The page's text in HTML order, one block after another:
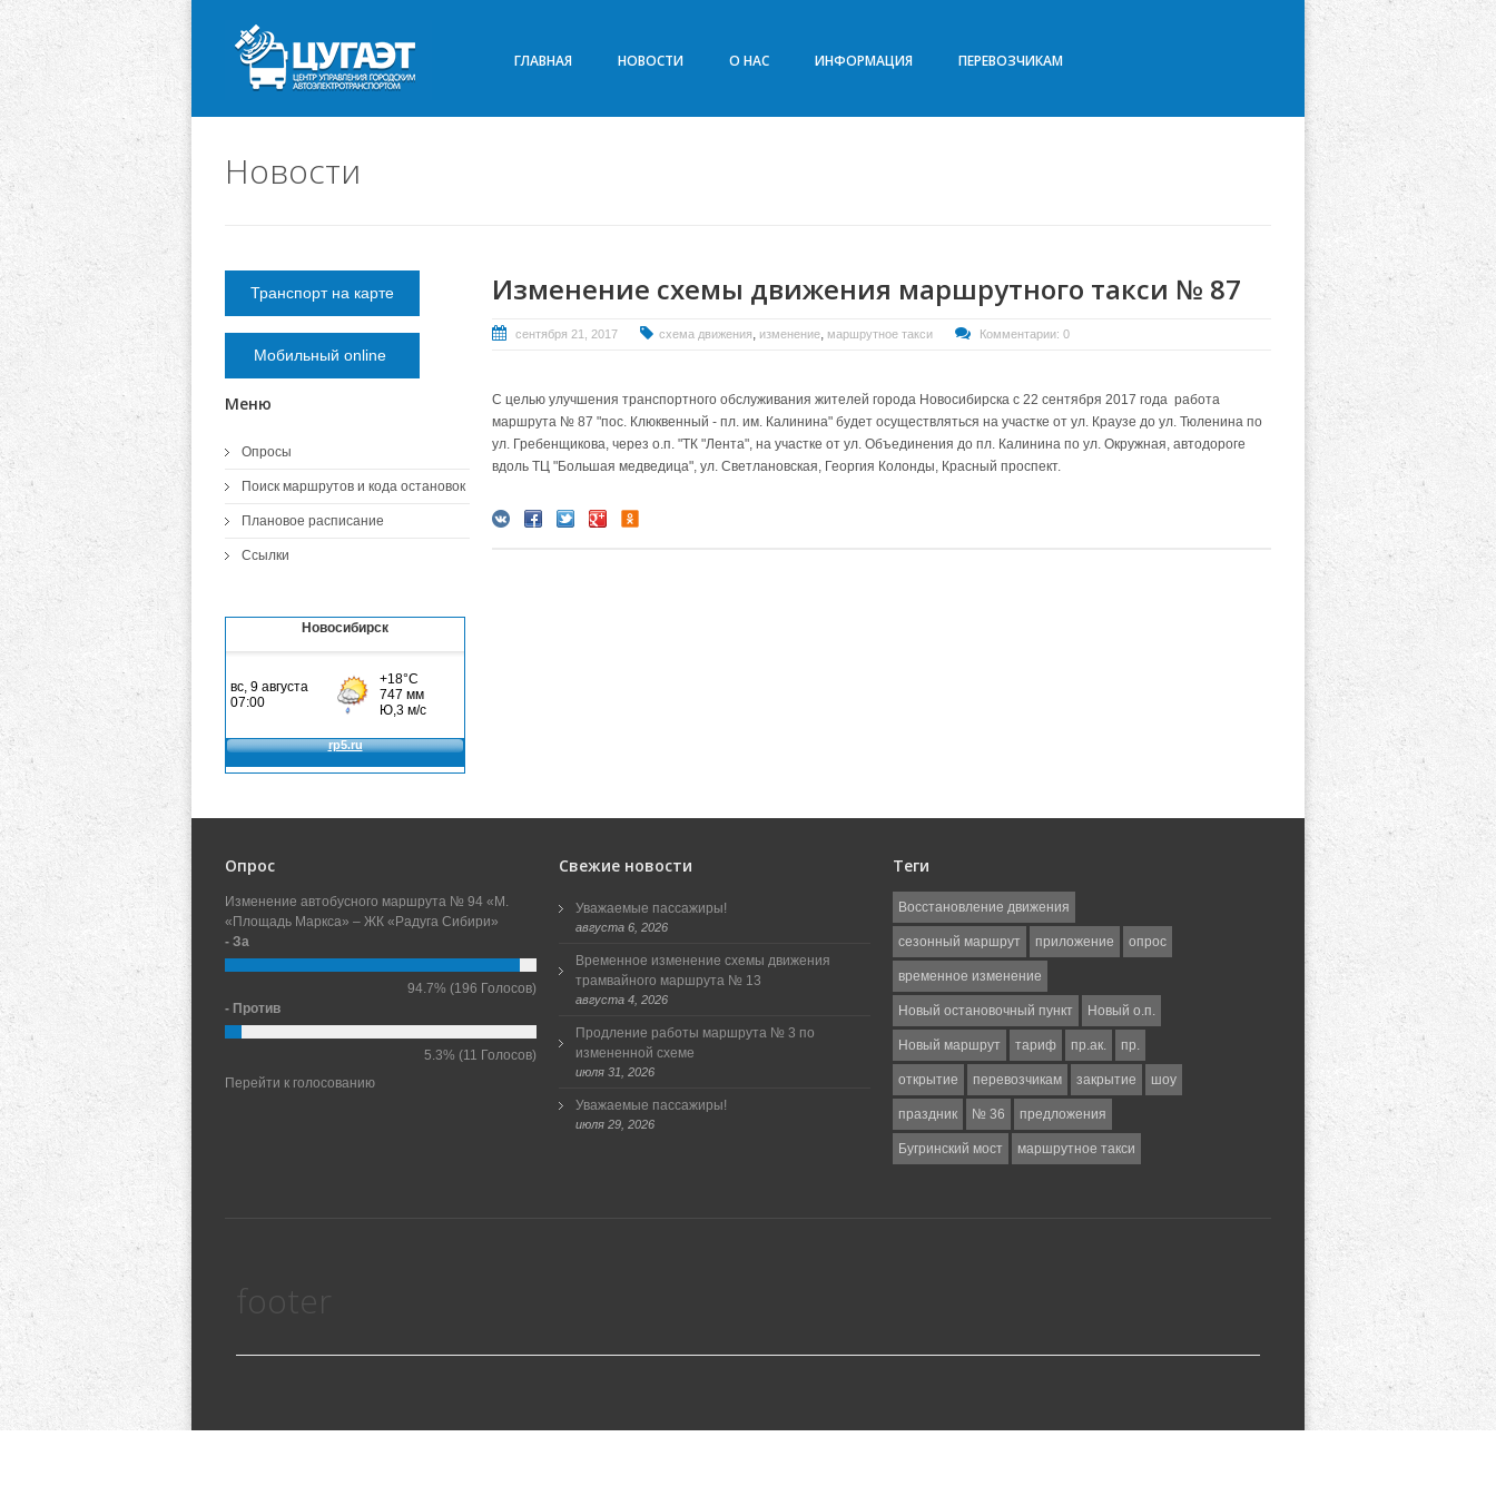
ГЛАВНАЯ НОВОСТИ О НАС ИНФОРМАЦИЯ ПЕРЕВОЗЧИКАМ
Новости
Изменение схемы движения маршрутного такси № 87
сентября 21, 2017 схема движения, изменение, маршрутное такси Комментарии: 0
С целью улучшения транспортного обслуживания жителей города Новосибирска с 22 сентября 2017 года работа
маршрута № 87 "пос. Клюквенный - пл. им. Калинина" будет осуществляться на участке от ул. Краузе до ул. Тюленина по
ул. Гребенщикова, через о.п. "ТК "Лента", на участке от ул. Объединения до пл. Калинина по ул. Окружная, автодороге
вдоль ТЦ "Большая медведица", ул. Светлановская, Георгия Колонды, Красный проспект.
Транспорт на карте
Мобильный online
Меню
Опросы
Поиск маршрутов и кода остановок
Плановое расписание
Ссылки
Новосибирск
Опрос
Изменение автобусного маршрута № 94 «М.
«Площадь Маркса» – ЖК «Радуга Сибири»
- За
94.7% (196 Голосов)
- Против
5.3% (11 Голосов)
Перейти к голосованию
Свежие новости
Уважаемые пассажиры!
августа 6, 2026
Временное изменение схемы движения
трамвайного маршрута № 13
августа 4, 2026
Продление работы маршрута № 3 по
измененной схеме
июля 31, 2026
Уважаемые пассажиры!
июля 29, 2026
Теги
Восстановление движения
сезонный маршрут приложение опрос
временное изменение
Новый остановочный пункт Новый о.п.
Новый маршрут тариф пр.ак. пр.
открытие перевозчикам закрытие шоу
праздник № 36 предложения
Бугринский мост маршрутное такси
footer